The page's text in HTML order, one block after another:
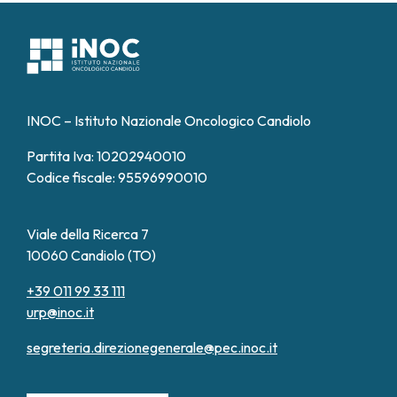
valore distintivo che si traduce in
concrete per il paziente
L’organizzazione dei controlli, delle visite e delle
serenità, valorizzando sempre la dimensione
umana della cura.
INOC – Istituto Nazionale Oncologico Candiolo
Partita Iva: 10202940010
Codice fiscale: 95596990010
Viale della Ricerca 7
10060 Candiolo (TO)
+39 011 99 33 111
urp@inoc.it
segreteria.direzionegenerale@pec.inoc.it